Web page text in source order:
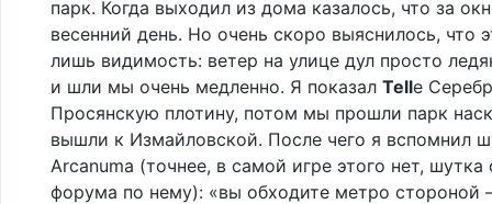
парк. Когда выходил из дома казалось, что за
весенний день. Но очень скоро выяснилось, что
лишь видимость: ветер на улице дул просто
и шли мы очень медленно. Я показал Tellе
Просянскую плотину, потом мы прошли парк
вышли к Измайловской. После чего я вспомнил
Arcanumа (точнее, в самой игре этого нет, шутка
форума по нему): «вы обходите метро стороной